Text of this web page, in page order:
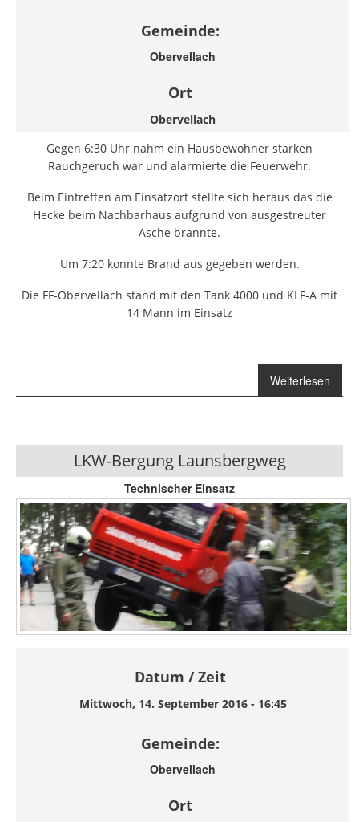
Gemeinde:
Obervellach
Ort
Obervellach
Gegen 6:30 Uhr nahm ein Hausbewohner starken
Rauchgeruch war und alarmierte die Feuerwehr.
Beim Eintreffen am Einsatzort stellte sich heraus das die
Hecke beim Nachbarhaus aufgrund von ausgestreuter
Asche brannte.
Um 7:20 konnte Brand aus gegeben werden.
Die FF-Obervellach stand mit den Tank 4000 und KLF-A mit
14 Mann im Einsatz
Weiterlesen
über
Heckenbrand
LKW-Bergung Launsbergweg
Technischer Einsatz
Datum / Zeit
Mittwoch, 14. September 2016 - 16:45
Gemeinde:
Obervellach
Ort